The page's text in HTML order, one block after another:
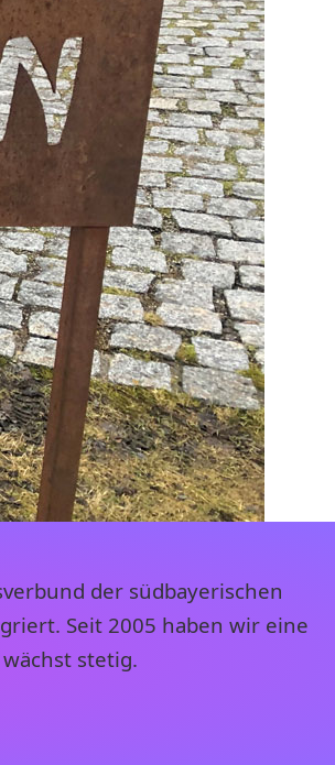
der südbayerischen
Seit 2005 haben wir eine
stetig.